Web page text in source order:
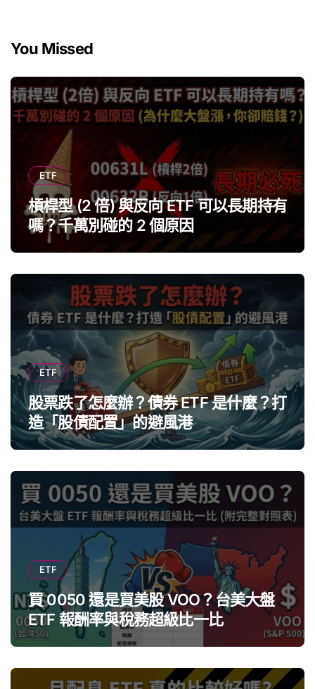
You Missed
ETF
槓桿型 (2 倍) 與反向 ETF 可以長期持有
嗎？千萬別碰的 2 個原因
ETF
股票跌了怎麼辦？債券 ETF 是什麼？打
造「股債配置」的避風港
ETF
買 0050 還是買美股 VOO？台美大盤
ETF 報酬率與稅務超級比一比